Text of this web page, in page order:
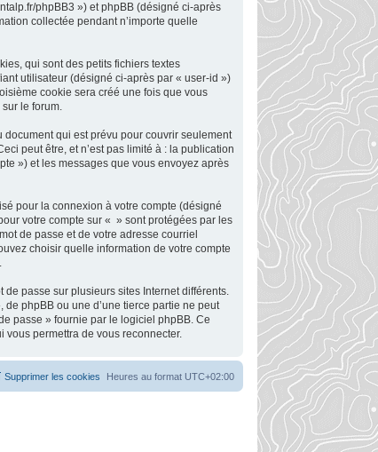
phpBB3 ») et phpBB (désigné ci-après
collectée pendant n’importe quelle
qui sont des petits fichiers textes
utilisateur (désigné ci-après par « user-id »)
cookie sera créé une fois que vous
le forum.
qui est prévu pour couvrir seulement
peut être, et n’est pas limité à : la publication
») et les messages que vous envoyez après
pour la connexion à votre compte (désigné
votre compte sur « » sont protégées par les
de passe et de votre adresse courriel
choisir quelle information de votre compte
passe sur plusieurs sites Internet différents.
phpBB ou une d’une tierce partie ne peut
passe » fournie par le logiciel phpBB. Ce
vous permettra de vous reconnecter.
Heures au format UTC+02:00
Supprimer les cookies